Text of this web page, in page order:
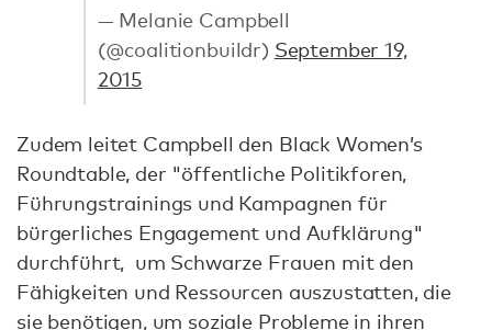
— Melanie Campbell
(@coalitionbuildr) September 19,
2015
Zudem leitet Campbell den Black Women’s
Roundtable, der "öffentliche Politikforen,
Führungstrainings und Kampagnen für
bürgerliches Engagement und Aufklärung"
durchführt, um Schwarze Frauen mit den
Fähigkeiten und Ressourcen auszustatten, die
sie benötigen, um soziale Probleme in ihren